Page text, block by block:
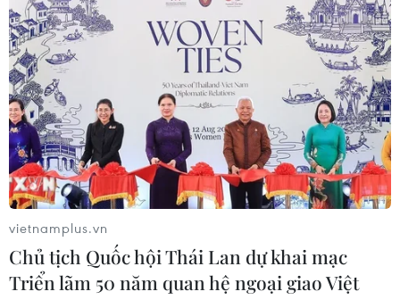
vietnamplus.vn
Chủ tịch Quốc hội Thái Lan dự khai mạc
Triển lãm 50 năm quan hệ ngoại giao Việt